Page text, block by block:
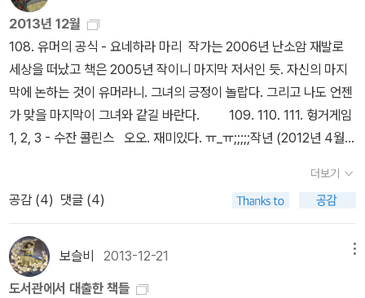
는것에 대하여서 염두를 두고 쓰인 것 같다는 생각을 하게 만들어주
는 부분들이 많이 등장을 하는데 주변의 환경에 대한 묘사가 상당히
많이 사용이 되면서 인물들이 움직이고 장면을 따라가는 것이 아니라
그들이 움직이는 장소에 대하여서 설명을 하기 위하여서 지면을 사용
을 하고 있다는 생각을 줍니다.
링] 시리즈도 읽어봐야할 듯 싶은데... [세트] 쿠쿠스 콜링 세트 - 전
2권로버트 갤브레이스 지음, 김선형 옮김 / 문학수첩 / 2013년 12월
쿠쿠스 콜링 1 / 2로버트 갤브레이스 지음, 김선형 옮김 / 문학수
첩 / 2013년 12월 아래에 있는 [마이 매드 팻 다이어리] 역시 재
미있을 것 같다. 영국 드라마의 원작 소설로 시청률 1위를 했다는데,
우리나라의 응답하라 1994 시리즈를 연상시킨다는 책 소개글을 읽
었다. 1980년대 말 고등학생을 보냈던 뚱뚱한 소녀의 일기소설로 작
년 드라마화되어 유럽의 여성과 틴에이저에게 ‘매드팻’ 신드롬을 일
으켰다고 한다. 영국식 유머도 느낄 수 있을텐데, 원서로 읽으면 영어
어야겠다. 마이 매드 팻 다이어리레이 얼 지음, 공보경 옮김 / 애플
북스 / 2014년 11월 My Mad Fat Diary (Paperback)Earl,
Rae / Hodder Paperbacks / 2007년 8월 여자 나이 오십, 봄
2013년 12월
108. 유머의 공식 - 요네하라 마리 작가는 2006년 난소암 재발로
세상을 떠났고 책은 2005년 작이니 마지막 저서인 듯. 자신의 마지
막에 논하는 것이 유머라니. 그녀의 긍정이 놀랍다. 그리고 나도 언젠
가 맞을 마지막이 그녀와 같길 바란다. 109. 110. 111. 헝거게임
1, 2, 3 - 수잔 콜린스 오오. 재미있다. ㅠ_ㅠ;;;;;작년 (2012년 4월
고 3권을 한꺼번에 사놨다가(당연히) 읽지 않고 있었는데 영화 2편
캐칭 파이어를 (눈물 콧물 짜며;;) 보고 나서 책을 들었다. 그리고는...
잠도 자지 않고 내리 읽었다. 역시 영화로 만들어지는데는 이유가 있
다는 진리. orz;;; 희한한 책이다. -_- 유치하다 유치하다 하면서 읽는
데, 엉엉 울면서 페이지를 넘기는 나를 발견한다. -_ㅠ그저, 디스토피
더보기
공감 (4) 댓글 (4)
보슬비 2013-12-21
도서관에서 대출한 책들